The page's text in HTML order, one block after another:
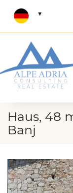
Haus, 48
Banj